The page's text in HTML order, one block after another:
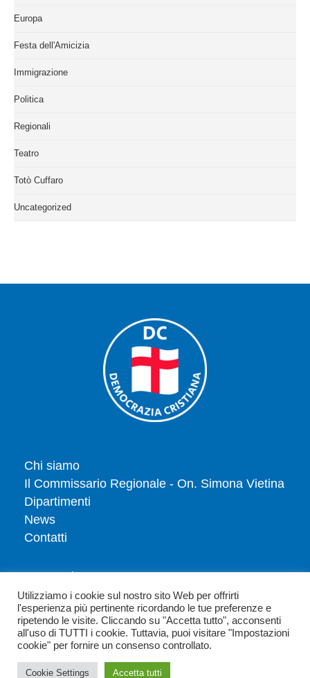
Europa
Festa dell'Amicizia
Immigrazione
Politica
Regionali
Teatro
Totò Cuffaro
Uncategorized
Chi siamo
Il Commissario Regionale - On. Simona Vietina
Dipartimenti
News
Contatti
Tesserati
Dona
Privacy policy
Politica dei cookie
Utilizziamo i cookie sul nostro sito Web per offrirti
l'esperienza più pertinente ricordando le tue preferenze e
ripetendo le visite. Cliccando su "Accetta tutto", acconsenti
all'uso di TUTTI i cookie. Tuttavia, puoi visitare "Impostazioni
cookie" per fornire un consenso controllato.
Cookie Settings Accetta tutti